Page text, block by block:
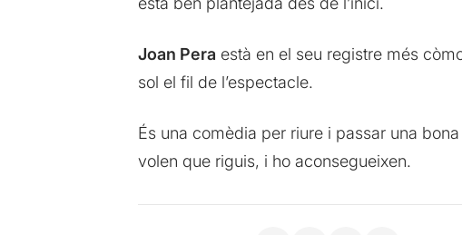
Joan Pera està en el seu registre més
sol el fil de l’espectacle.
És una comèdia per riure i passar una
volen que riguis, i ho aconsegueixen.